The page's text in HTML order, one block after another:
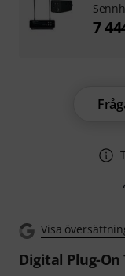
Visa
Digital Plug-
7